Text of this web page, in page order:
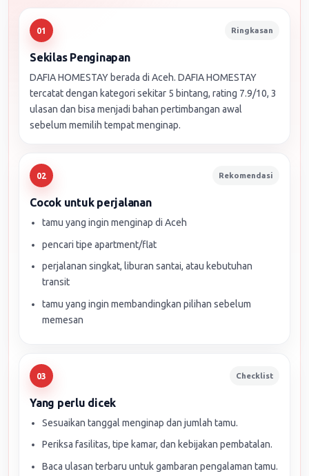
01 Ringkasan
Sekilas Penginapan
DAFIA HOMESTAY berada di Aceh. DAFIA HOMESTAY
tercatat dengan kategori sekitar 5 bintang, rating 7.9/10, 3
ulasan dan bisa menjadi bahan pertimbangan awal
sebelum memilih tempat menginap.
02 Rekomendasi
Cocok untuk perjalanan
tamu yang ingin menginap di Aceh
pencari tipe apartment/flat
perjalanan singkat, liburan santai, atau kebutuhan
transit
tamu yang ingin membandingkan pilihan sebelum
memesan
03 Checklist
Yang perlu dicek
Sesuaikan tanggal menginap dan jumlah tamu.
Periksa fasilitas, tipe kamar, dan kebijakan pembatalan.
Baca ulasan terbaru untuk gambaran pengalaman tamu.